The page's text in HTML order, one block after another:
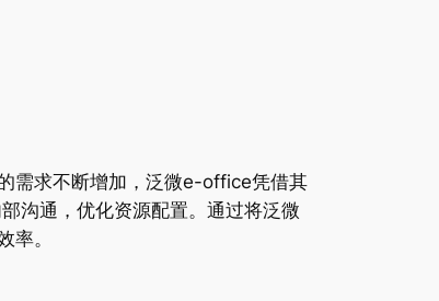
需求不断增加，泛微e-office凭借其
沟通，优化资源配置。通过将泛微
率。